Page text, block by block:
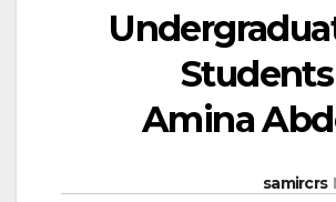
Students
Amina
samircrs